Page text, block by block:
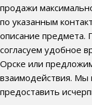
продажи
по указанным
описание предмета.
согласуем удобное
Орске или
взаимодействия. Мы
предоставить